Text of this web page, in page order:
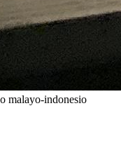
malayo-indonesio